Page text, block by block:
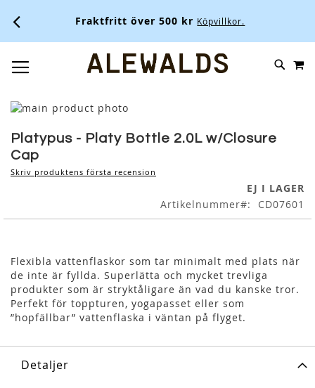
Fraktfritt över 500 kr Köpvillkor.
SKIP
Skip
the
end
of
the
to
the
beginning
of
gallery
Platypus - Platy Bottle 2.0L w/Closure
Cap
Skriv produktens första recension
EJ I LAGER
Artikelnummer
CD07601
Flexibla vattenflaskor som tar minimalt med plats när
de inte är fyllda. Superlätta och mycket trevliga
produkter som är stryktåligare än vad du kanske tror.
Perfekt för toppturen, yogapasset eller som
”hopfällbar” vattenflaska i väntan på flyget.
Detaljer